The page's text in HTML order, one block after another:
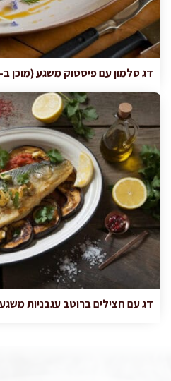
דג סלמון עם פיסטוק משגע (מוכן ב-25 דקות בתנור)
דג עם חצילים ברוטב עגבניות